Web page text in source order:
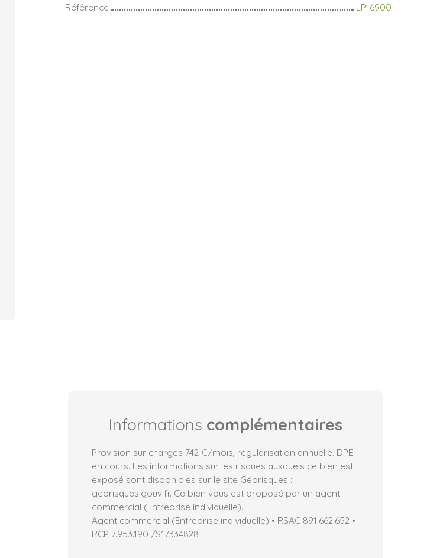
Référence
LP16900
Informations complémentaires
Provision sur charges 742 €/mois, régularisation annuelle. DPE
en cours. Les informations sur les risques auxquels ce bien est
exposé sont disponibles sur le site Géorisques :
georisques.gouv.fr. Ce bien vous est proposé par un agent
commercial (Entreprise individuelle).
Agent commercial (Entreprise individuelle) • RSAC 891.662.652 •
RCP 7.953.190 /S17334828